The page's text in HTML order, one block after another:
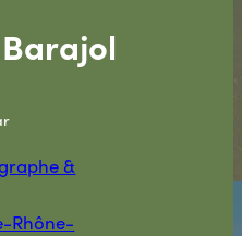
&
Rhône-